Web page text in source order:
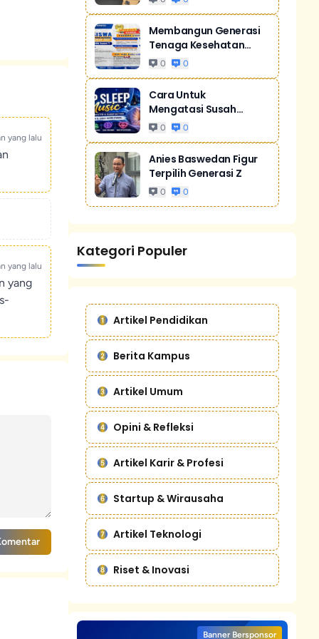
yang lalu
yang lalu
yang
Membangun Generasi
Tenaga Kesehatan
Unggul Dan Men...
0 0
Cara Untuk
Mengatasi Susah
Tidur Akibat Stres
0 0
Anies Baswedan Figur
Terpilih Generasi Z
0 0
Kategori Populer
Artikel Pendidikan
Berita Kampus
Artikel Umum
Opini & Refleksi
Artikel Karir & Profesi
Startup & Wirausaha
Artikel Teknologi
Riset & Inovasi
Banner Bersponsor